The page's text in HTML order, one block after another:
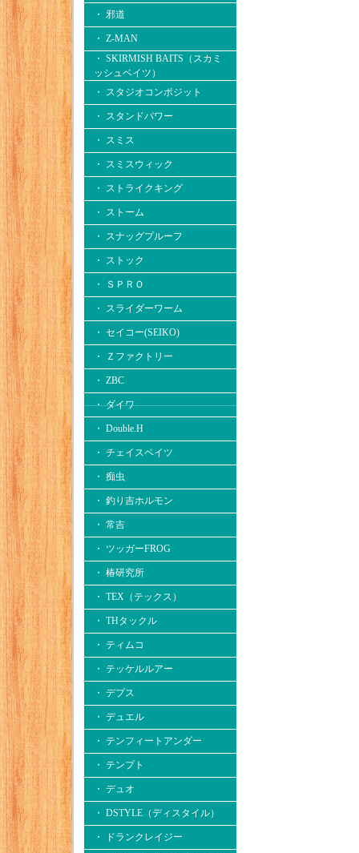
・ 邪道
・ Z-MAN
・ SKIRMISH BAITS（スカミ
ッシュベイツ）
・ スタジオコンポジット
・ スタンドパワー
・ スミス
・ スミスウィック
・ ストライクキング
・ ストーム
・ スナッグプルーフ
・ ストック
・ ＳＰＲＯ
・ スライダーワーム
・ セイコー(SEIKO)
・ Ｚファクトリー
・ ZBC
・ ダイワ
・ Double.H
・ チェイスベイツ
・ 痴虫
・ 釣り吉ホルモン
・ 常吉
・ ツッガーFROG
・ 椿研究所
・ TEX（テックス）
・ THタックル
・ ティムコ
・ テッケルルアー
・ デプス
・ デュエル
・ テンフィートアンダー
・ テンプト
・ デュオ
・ DSTYLE（ディスタイル）
・ ドランクレイジー